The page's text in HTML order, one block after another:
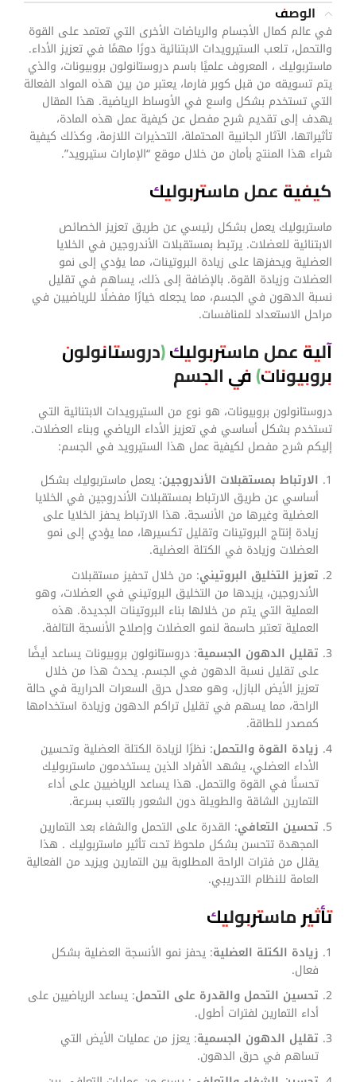
الوصف
في عالم كمال الأجسام والرياضات الأخرى التي تعتمد على القوة
والتحمل، تلعب الستيرويدات الابتنائية دورًا مهمًا في تعزيز الأداء.
ماستربوليك ، المعروف علميًا باسم دروستانولون بروبيونات، والذي
يتم تسويقه من قبل كوبر فارما، يعتبر من بين هذه المواد الفعالة
التي تستخدم بشكل واسع في الأوساط الرياضية. هذا المقال
يهدف إلى تقديم شرح مفصل عن كيفية عمل هذه المادة،
تأثيراتها، الآثار الجانبية المحتملة، التحذيرات اللازمة، وكذلك كيفية
شراء هذا المنتج بأمان من خلال موقع “الإمارات ستيرويد”.
كيفية عمل ماستربوليك
ماستربوليك يعمل بشكل رئيسي عن طريق تعزيز الخصائص
الابتنائية للعضلات. يرتبط بمستقبلات الأندروجين في الخلايا
العضلية ويحفزها على زيادة البروتينات، مما يؤدي إلى نمو
العضلات وزيادة القوة. بالإضافة إلى ذلك، يساهم في تقليل
نسبة الدهون في الجسم، مما يجعله خيارًا مفضلًا للرياضيين في
مراحل الاستعداد للمنافسات.
آلية عمل ماستربوليك (دروستانولون
بروبيونات) في الجسم
دروستانولون بروبيونات، هو نوع من الستيرويدات الابتنائية التي
تستخدم بشكل أساسي في تعزيز الأداء الرياضي وبناء العضلات.
إليكم شرح مفصل لكيفية عمل هذا الستيرويد في الجسم:
الارتباط بمستقبلات الأندروجين: يعمل ماستربوليك بشكل
أساسي عن طريق الارتباط بمستقبلات الأندروجين في الخلايا
العضلية وغيرها من الأنسجة. هذا الارتباط يحفز الخلايا على
زيادة إنتاج البروتينات وتقليل تكسيرها، مما يؤدي إلى نمو
العضلات وزيادة في الكتلة العضلية.
تعزيز التخليق البروتيني: من خلال تحفيز مستقبلات
الأندروجين، يزيدها من التخليق البروتيني في العضلات، وهو
العملية التي يتم من خلالها بناء البروتينات الجديدة. هذه
العملية تعتبر حاسمة لنمو العضلات وإصلاح الأنسجة التالفة.
تقليل الدهون الجسمية: دروستانولون بروبيونات يساعد أيضًا
على تقليل نسبة الدهون في الجسم. يحدث هذا من خلال
تعزيز الأيض البازل، وهو معدل حرق السعرات الحرارية في حالة
الراحة، مما يسهم في تقليل تراكم الدهون وزيادة استخدامها
كمصدر للطاقة.
زيادة القوة والتحمل: نظرًا لزيادة الكتلة العضلية وتحسين
الأداء العضلي، يشهد الأفراد الذين يستخدمون ماستربوليك
تحسنًا في القوة والتحمل. هذا يساعد الرياضيين على أداء
التمارين الشاقة والطويلة دون الشعور بالتعب بسرعة.
تحسين التعافي: القدرة على التحمل والشفاء بعد التمارين
المجهدة تتحسن بشكل ملحوظ تحت تأثير ماستربوليك . هذا
يقلل من فترات الراحة المطلوبة بين التمارين ويزيد من الفعالية
العامة للنظام التدريبي.
تأثير ماستربوليك
زيادة الكتلة العضلية: يحفز نمو الأنسجة العضلية بشكل
فعال.
تحسين التحمل والقدرة على التحمل: يساعد الرياضيين على
أداء التمارين لفترات أطول.
تقليل الدهون الجسمية: يعزز من عمليات الأيض التي
تساهم في حرق الدهون.